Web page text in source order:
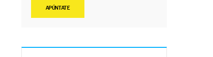
APÚNTATE